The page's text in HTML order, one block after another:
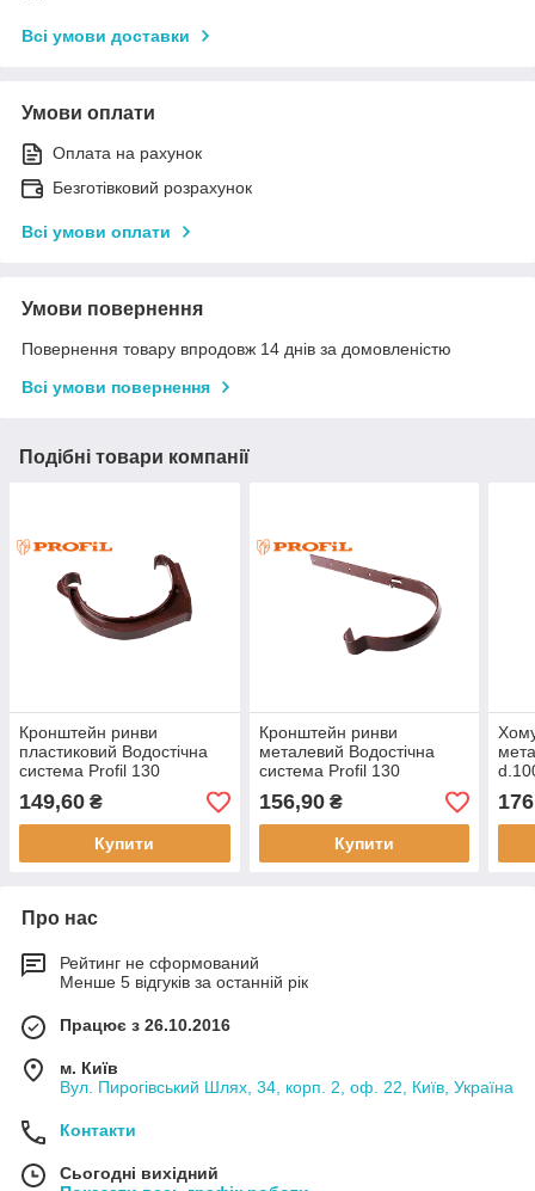
Всі умови доставки
Умови оплати
Оплата на рахунок
Безготівковий розрахунок
Всі умови оплати
Умови повернення
Повернення товару впродовж 14 днів за домовленістю
Всі умови повернення
Подібні товари компанії
Кронштейн ринви
пластиковий Водостічна
система Profil 130
(Водосток Профіл)
149,60 ₴
Купити
Кронштейн ринви
металевий Водостічна
система Profil 130
(Водосток Профіл)
156,90₴
Купити
Про нас
Рейтинг не сформований
Менше 5 відгуків за останній рік
Працює з 26.10.2016
м. Київ
Вул. Пирогівський Шлях, 34, корп. 2, оф. 22, Київ, Україна
Контакти
Сьогодні вихідний